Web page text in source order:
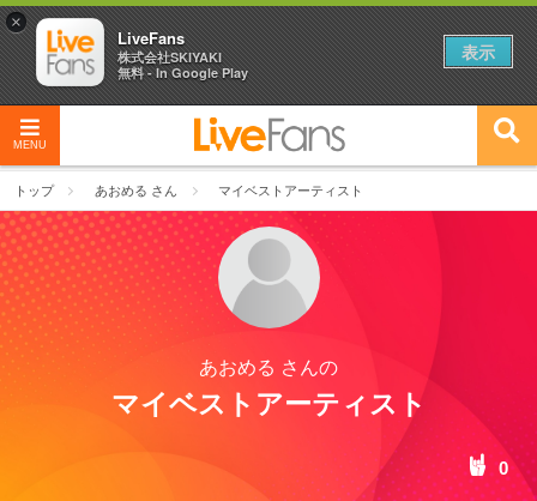
MENU
トップ あおめる さん マイベストアーティスト
あおめる さんの
マイベストアーティスト
0
×
LiveFans
株式会社SKIYAKI
無料 - In Google Play
表示